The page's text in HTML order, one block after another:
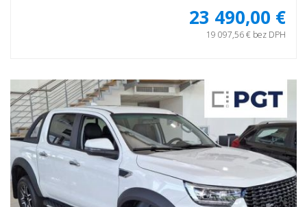
23 490,00 €
19 097,56 € bez DPH